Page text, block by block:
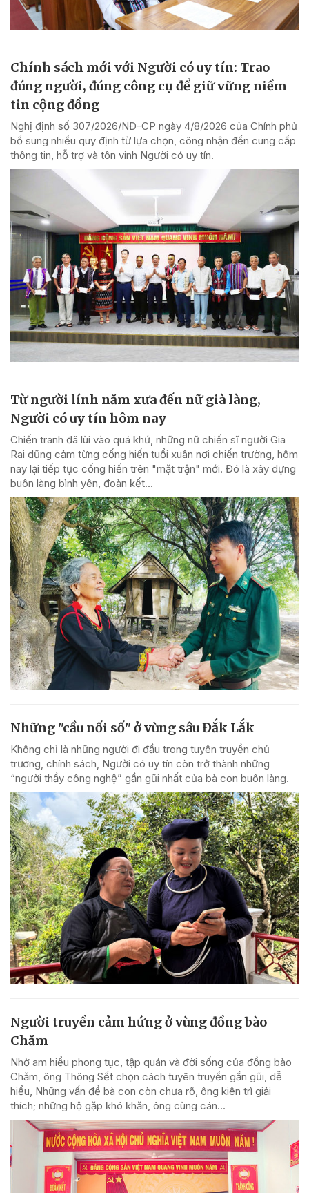
Chính sách mới với Người có uy tín: Trao
đúng người, đúng công cụ để giữ vững niềm
tin cộng đồng
Nghị định số 307/2026/NĐ-CP ngày 4/8/2026 của Chính phủ
bổ sung nhiều quy định từ lựa chọn, công nhận đến cung cấp
thông tin, hỗ trợ và tôn vinh Người có uy tín.
Từ người lính năm xưa đến nữ già làng,
Người có uy tín hôm nay
Chiến tranh đã lùi vào quá khứ, những nữ chiến sĩ người Gia
Rai dũng cảm từng cống hiến tuổi xuân nơi chiến trường, hôm
nay lại tiếp tục cống hiến trên "mặt trận" mới. Đó là xây dựng
buôn làng bình yên, đoàn kết...
Những "cầu nối số" ở vùng sâu Đắk Lắk
Không chỉ là những người đi đầu trong tuyên truyền chủ
trương, chính sách, Người có uy tín còn trở thành những
“người thầy công nghệ” gần gũi nhất của bà con buôn làng.
Người truyền cảm hứng ở vùng đồng bào
Chăm
Nhờ am hiểu phong tục, tập quán và đời sống của đồng bào
Chăm, ông Thông Sết chọn cách tuyên truyền gần gũi, dễ
hiểu, Những vấn đề bà con còn chưa rõ, ông kiên trì giải
thích; những hộ gặp khó khăn, ông cùng cán...